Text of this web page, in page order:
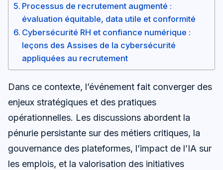
Processus de recrutement augmenté :
évaluation équitable, data utile et conformité
Cybersécurité RH et confiance numérique :
leçons des Assises de la cybersécurité
appliquées au recrutement
Dans ce contexte, l’événement fait converger des
enjeux stratégiques et des pratiques
opérationnelles. Les discussions abordent la
pénurie persistante sur des métiers critiques, la
gouvernance des plateformes, l’impact de l’IA sur
les emplois, et la valorisation des initiatives